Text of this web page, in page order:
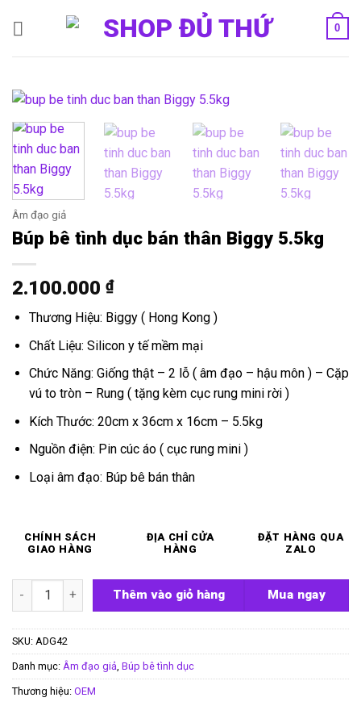
0
Âm đạo giả
Búp bê tình dục bán thân Biggy 5.5kg
2.100.000 ₫
Thương Hiệu: Biggy ( Hong Kong )
Chất Liệu: Silicon y tế mềm mại
Chức Năng: Giống thật – 2 lỗ ( âm đạo – hậu môn ) – Cặp
vú to tròn – Rung ( tặng kèm cục rung mini rời )
Kích Thước: 20cm x 36cm x 16cm – 5.5kg
Nguồn điện: Pin cúc áo ( cục rung mini )
Loại âm đạo: Búp bê bán thân
CHÍNH SÁCH
GIAO HÀNG
ĐỊA CHỈ CỬA
HÀNG
ĐẶT HÀNG QUA
ZALO
Búp bê tình dục bán thân Biggy 5.5kg số lượng
Thêm vào giỏ hàng Mua ngay
SKU: ADG42
Danh mục: Âm đạo giả Búp bê tình dục
Thương hiệu: OEM